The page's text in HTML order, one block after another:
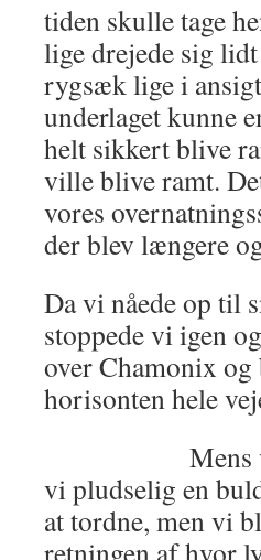
tiden skulle tage
lige drejede sig
rygsæk lige i
underlaget kunne
helt sikkert blive
ville blive ramt.
vores
der blev længere
Da vi nåede op til
stoppede vi igen
over Chamonix
horisonten hele
Mens vi sad
vi pludselig en
at tordne, men vi
retningen af hvor